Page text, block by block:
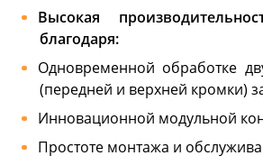
Высокая
благодаря:
Одновременной обработке
(передней и верхней кромки)
Инновационной модульной
Простоте монтажа и